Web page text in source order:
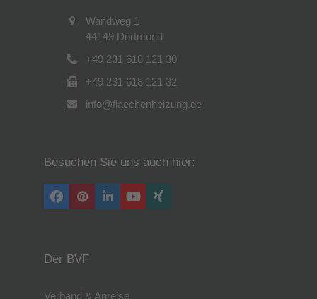
Wandweg 1
44149 Dortmund
+49 231 618 121 30
+49 231 618 121 32
info@flaechenheizung.de
Besuchen Sie uns auch hier:
Facebook
PinterestLinkedInYouTube
Xing
Der BVF
Verband & Anreise